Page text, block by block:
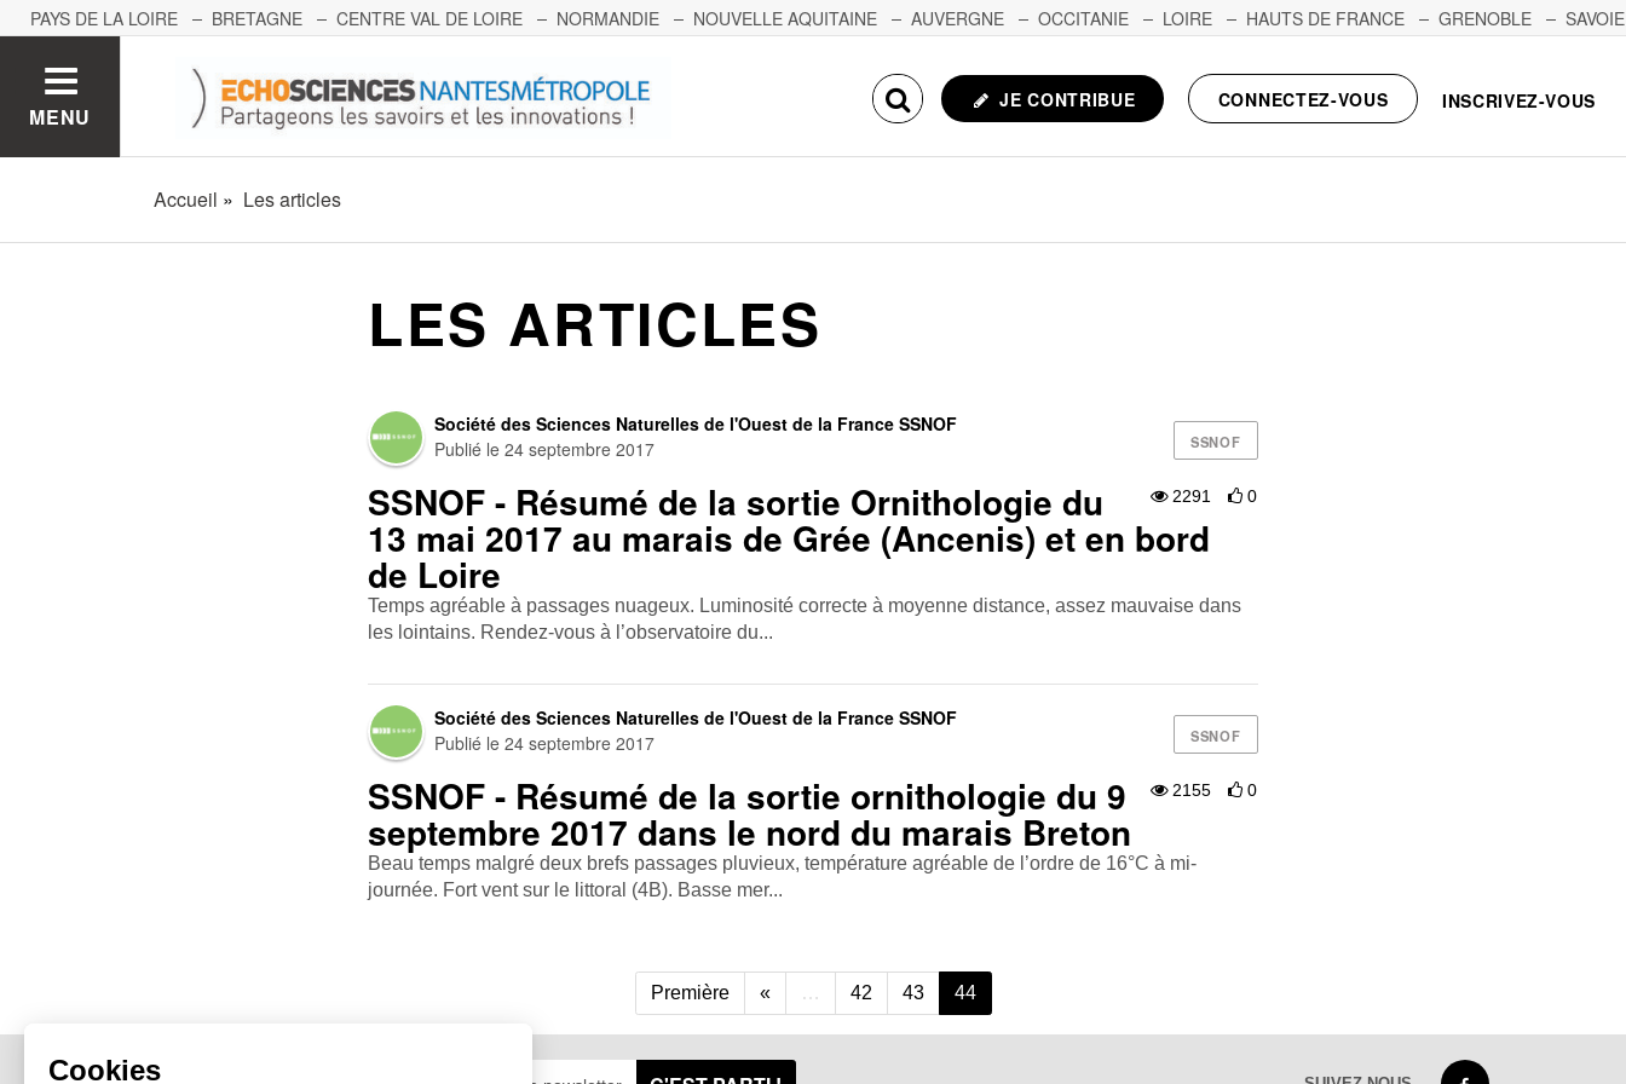
Cookies
PAYS DE LA LOIRE BRETAGNE CENTRE VAL DE LOIRE NORMANDIE NOUVELLE AQUITAINE AUVERGNE OCCITANIE LOIRE HAUTS DE FRANCE GRENOBLE
SAVOIE
MENU
JE CONTRIBUE CONNECTEZ-VOUS INSCRIVEZ-VOUS
Accueil Les articles
LES ARTICLES
SSNOF
Société des Sciences Naturelles de l'Ouest de la France SSNOF
Publié le24 septembre 2017
2291 0
SSNOF - Résumé de la sortie Ornithologie du
13 mai 2017 au marais de Grée (Ancenis) et en bord
de Loire
Temps agréable à passages nuageux. Luminosité correcte à moyenne distance, assez mauvaise dans
les lointains. Rendez-vous à l’observatoire du...
SSNOF
Société des Sciences Naturelles de l'Ouest de la France SSNOF
Publié le24 septembre 2017
2155 0
SSNOF - Résumé de la sortie ornithologie du 9
septembre 2017 dans le nord du marais Breton
Beau temps malgré deux brefs passages pluvieux, température agréable de l’ordre de 16°C à mi-
journée. Fort vent sur le littoral (4B). Basse mer...
Première « … 42 43 44